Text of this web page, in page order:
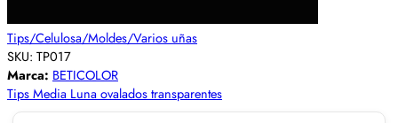
Tips/Celulosa/Moldes/Varios uñas
SKU: TP017
Marca: BETICOLOR
Tips Media Luna ovalados transparentes